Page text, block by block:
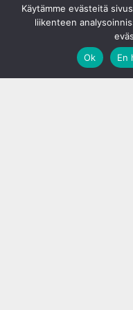
Käytämme evästeitä
liikenteen
Ok
En